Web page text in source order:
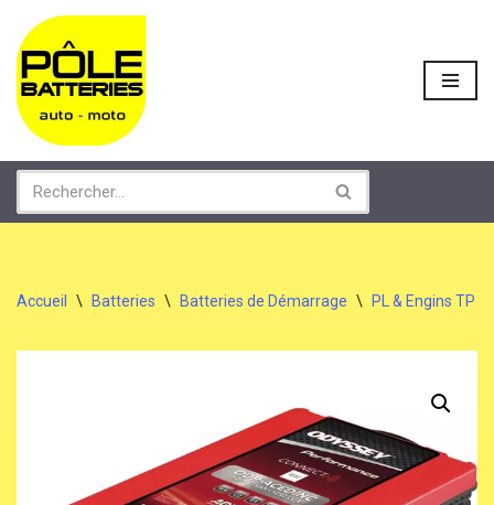
Aller
au
contenu
Accueil \ Batteries \ Batteries de Démarrage \ PL & Engins TP /